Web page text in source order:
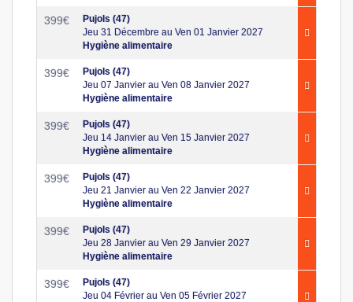
399€
Pujols (47)
Jeu 31 Décembre au Ven 01 Janvier 2027
Hygiène alimentaire
399€
Pujols (47)
Jeu 07 Janvier au Ven 08 Janvier 2027
Hygiène alimentaire
399€
Pujols (47)
Jeu 14 Janvier au Ven 15 Janvier 2027
Hygiène alimentaire
399€
Pujols (47)
Jeu 21 Janvier au Ven 22 Janvier 2027
Hygiène alimentaire
399€
Pujols (47)
Jeu 28 Janvier au Ven 29 Janvier 2027
Hygiène alimentaire
399€
Pujols (47)
Jeu 04 Février au Ven 05 Février 2027